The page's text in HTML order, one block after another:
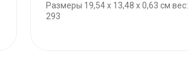
Размеры 19,54 x 13,48 x 0,63 см вес:
293